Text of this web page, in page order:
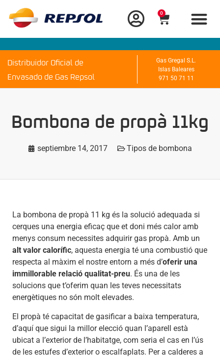
0
Distribuidor Oficial de
Envasado de Gas Repsol
Gas Gregal S.L.
Islas Baleares
971 50 71 11
Bombona de propà 11kg
septiembre 14, 2017 Tipos de bombona
La bombona de propà 11 kg és la solució adequada si
cerques una energia eficaç que et doni més calor amb
menys consum necessites adquirir gas propà. Amb un
alt valor calorífic, aquesta energia té una combustió que
respecta al màxim el nostre entorn a més d’oferir una
immillorable relació qualitat-preu. És una de les
solucions que t’oferim quan les teves necessitats
energètiques no són molt elevades.
El propà té capacitat de gasificar a baixa temperatura,
d’aquí que sigui la millor elecció quan l’aparell està
ubicat a l’exterior de l’habitatge, com seria el cas en l’ús
de les estufes d’exterior o escalfaplats. Per a calderes a